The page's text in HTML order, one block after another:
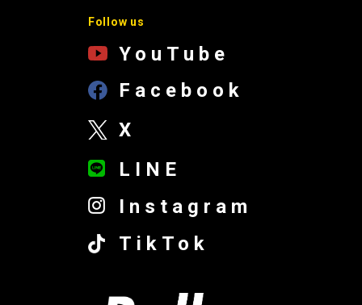
Follow us
YouTube
Facebook
X
LINE
Instagram
TikTok